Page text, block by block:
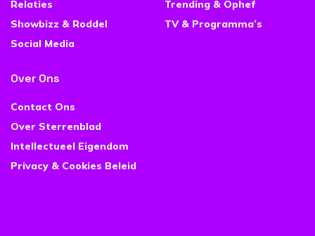
Relaties
Showbizz & Roddel
Social Media
Trending & Ophef
TV & Programma’s
Over Ons
Contact Ons
Over Sterrenblad
Intellectueel Eigendom
Privacy & Cookies Beleid